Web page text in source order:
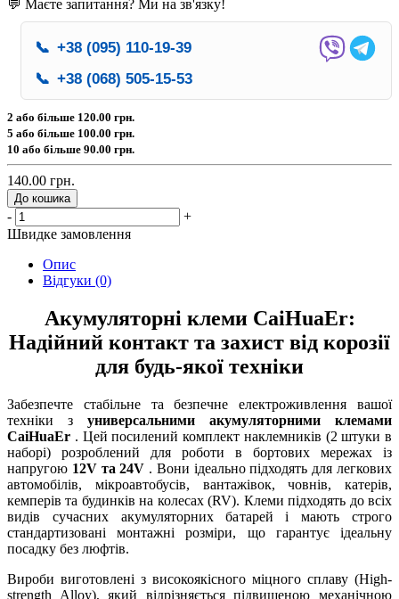
💬 Маєте запитання? Ми на зв'язку!
📞 +38 (095) 110-19-39
📞 +38 (068) 505-15-53
2 або більше 120.00 грн.
5 або більше 100.00 грн.
10 або більше 90.00 грн.
140.00 грн.
До кошика
-
+
Швидке замовлення
Опис
Відгуки (0)
Акумуляторні клеми CaiHuaEr:
Надійний контакт та захист від корозії
для будь-якої техніки
Забезпечте стабільне та безпечне електроживлення вашої
техніки з универсальними акумуляторними клемами
CaiHuaEr . Цей посилений комплект наклемників (2 штуки в
наборі) розроблений для роботи в бортових мережах із
напругою 12V та 24V . Вони ідеально підходять для легкових
автомобілів, мікроавтобусів, вантажівок, човнів, катерів,
кемперів та будинків на колесах (RV). Клеми підходять до всіх
видів сучасних акумуляторних батарей і мають строго
стандартизовані монтажні розміри, що гарантує ідеальну
посадку без люфтів.
Вироби виготовлені з високоякісного міцного сплаву (High-
strength Alloy), який відрізняється підвищеною механічною